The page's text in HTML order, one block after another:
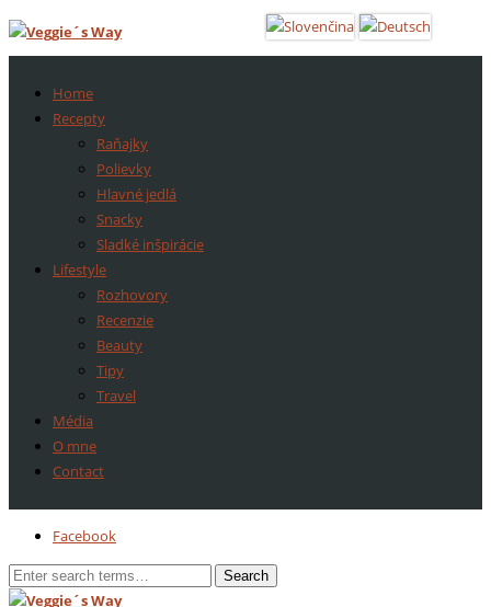
Home
Recepty
Raňajky
Polievky
Hlavné jedlá
Snacky
Sladké inšpirácie
Lifestyle
Rozhovory
Recenzie
Beauty
Tipy
Travel
Média
O mne
Contact
Facebook